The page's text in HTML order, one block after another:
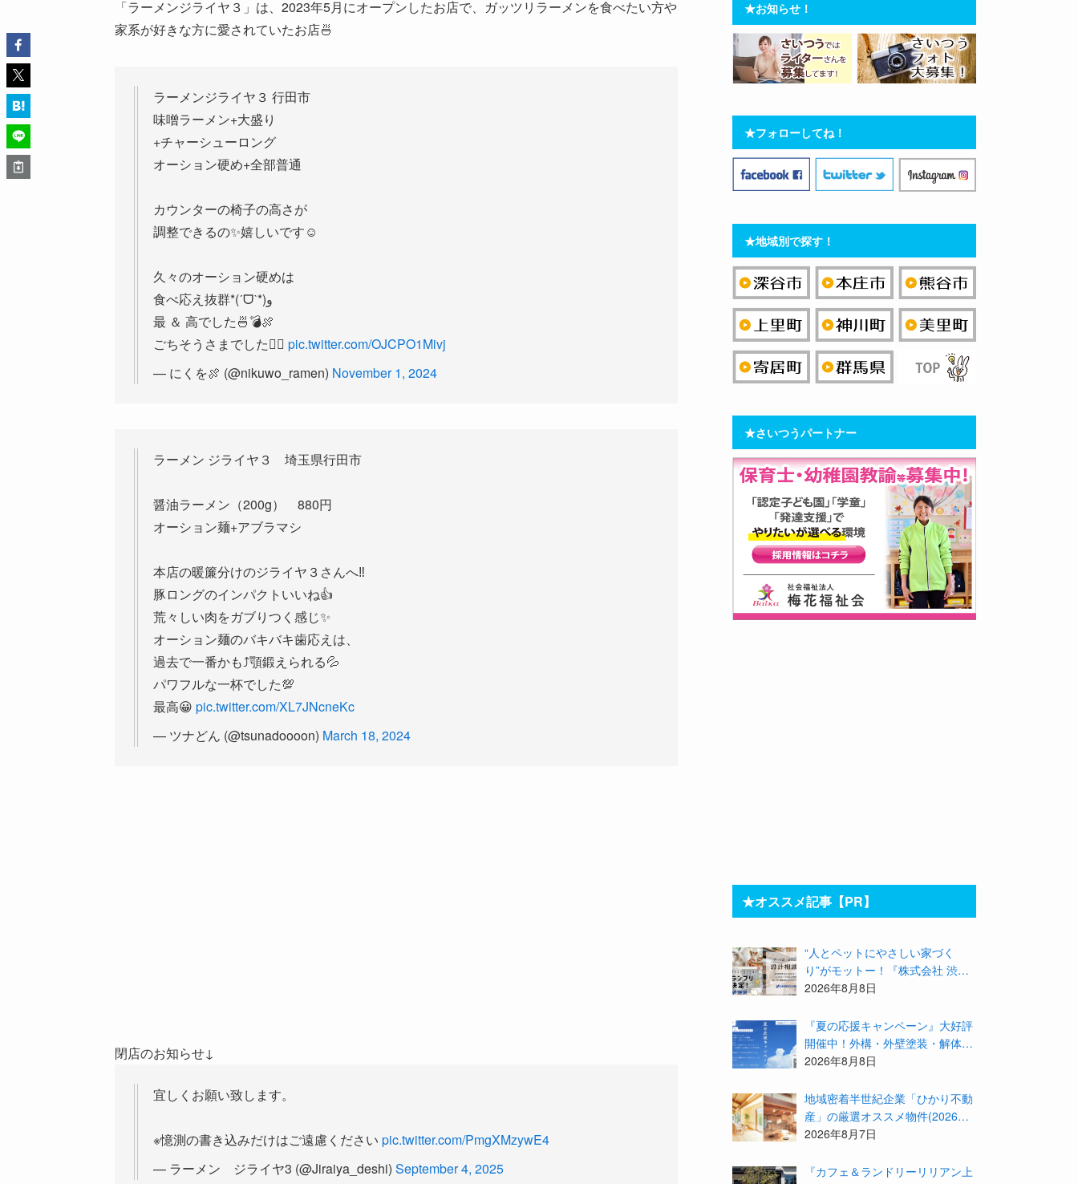
「ラーメンジライヤ３」は、2023年5月にオープンしたお店で、ガッツリラーメンを食べたい方や
家系が好きな方に愛されていたお店🍜
ラーメンジライヤ３ 行田市
味噌ラーメン+大盛り
+チャーシューロング
オーション硬め+全部普通
カウンターの椅子の高さが
調整できるの✨️嬉しいです☺️
久々のオーション硬めは
食べ応え抜群*(ˊᗜˋ*)و
最 ＆ 高でした🍜💣🍖
ごちそうさまでした🙇‍♂️ pic.twitter.com/OJCPO1Mivj
— にくを🍖 (@nikuwo_ramen) November 1, 2024
ラーメン ジライヤ３ 埼玉県行田市
醤油ラーメン（200g） 880円
オーション麺+アブラマシ
本店の暖簾分けのジライヤ３さんへ‼️
豚ロングのインパクトいいね👍
荒々しい肉をガブりつく感じ✨
オーション麺のバキバキ歯応えは、
過去で一番かも⤴️顎鍛えられる💦
パワフルな一杯でした💯
最高😀 pic.twitter.com/XL7JNcneKc
— ツナどん (@tsunadoooon) March 18, 2024
閉店のお知らせ↓
宜しくお願い致します。
※憶測の書き込みだけはご遠慮ください pic.twitter.com/PmgXMzywE4
— ラーメン ジライヤ3 (@Jiraiya_deshi) September 4, 2025
★お知らせ！
★フォローしてね！
★地域別で探す！
★さいつうパートナー
★オススメ記事【PR】
“人とペットにやさしい家づく
り”がモットー！『株式会社 渋
沢』の「モデル犬候補」が選出さ
会〜設計相談会〜』も開催するよ
2026年8月8日
『夏の応援キャンペーン』大好評
開催中！外構・外壁塗装・解体・
リフォームする職人を探すなら
2026年8月8日
地域密着半世紀企業「ひかり不動
産」の厳選オススメ物件(2026年8
月)をご紹介！参加費無料『”木の
受付中！
2026年8月7日
『カフェ＆ランドリーリリアン上